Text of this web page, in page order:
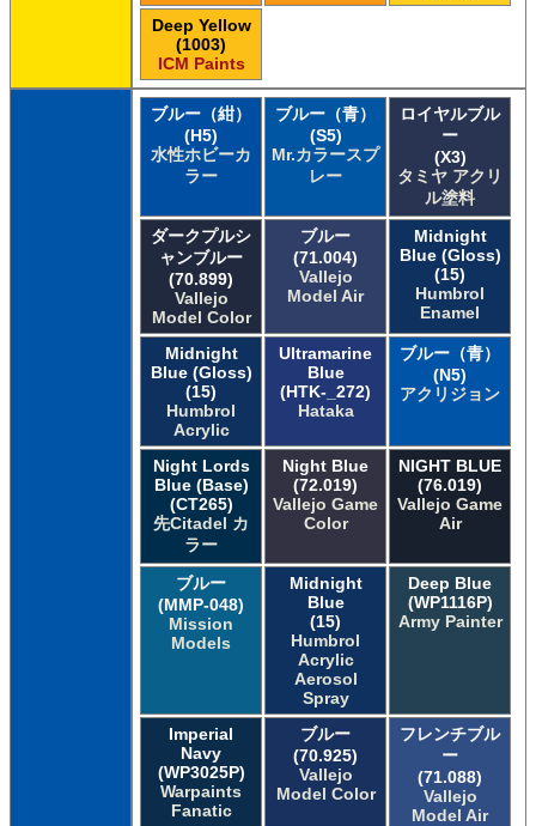
Deep Yellow
(1003)
ICM Paints
ブルー（紺）
(H5)
水性ホビーカ
ラー
ブルー（青）
(S5)
Mr.カラースプ
レー
ロイヤルブル
ー
(X3)
タミヤ アクリ
ル塗料
ダークプルシ
ャンブルー
(70.899)
Vallejo
Model Color
ブルー
(71.004)
Vallejo
Model Air
Midnight
Blue (Gloss)
(15)
Humbrol
Enamel
Midnight
Blue (Gloss)
(15)
Humbrol
Acrylic
Ultramarine
Blue
(HTK-_272)
Hataka
ブルー（青）
(N5)
アクリジョン
Night Lords
Blue (Base)
(CT265)
先Citadel カ
ラー
Night Blue
(72.019)
Vallejo Game
Color
NIGHT BLUE
(76.019)
Vallejo Game
Air
ブルー
(MMP-048)
Mission
Models
Midnight
Blue
(15)
Humbrol
Acrylic
Aerosol
Spray
Deep Blue
(WP1116P)
Army Painter
Imperial
Navy
(WP3025P)
Warpaints
Fanatic
ブルー
(70.925)
Vallejo
Model Color
フレンチブル
ー
(71.088)
Vallejo
Model Air